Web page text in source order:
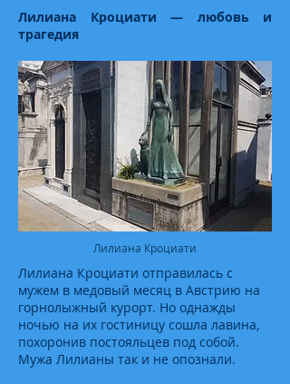
Лилиана Кроциати — любовь и
трагедия
Лилиана Кроциати
Лилиана Кроциати отправилась с
мужем в медовый месяц в Австрию на
горнолыжный курорт. Но однажды
ночью на их гостиницу сошла лавина,
похоронив постояльцев под собой.
Мужа Лилианы так и не опознали.